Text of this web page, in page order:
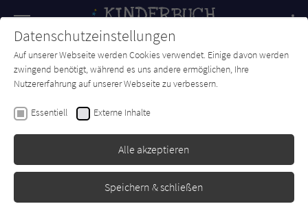
SUCHE Forum Charts Newsletter
Hannes Wirlinger
Das Weihnachtsduell der
Großmütter
Tulipan
Datenschutzeinstellungen
Auf unserer Webseite werden Cookies verwendet. Einige davon werden
zwingend benötigt, während es uns andere ermöglichen, Ihre
Nutzererfahrung auf unserer Webseite zu verbessern.
Essentiell Externe Inhalte
Alle akzeptieren
Speichern & schließen